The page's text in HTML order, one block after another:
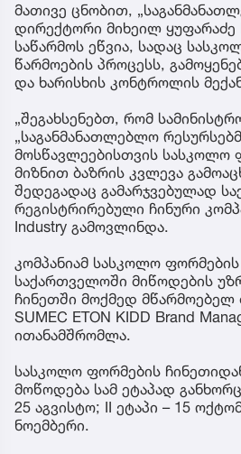
მათივე ცნობით,
დირექტორი მიხეილ ყუფარაძე
საწარმოს ეწვია, სადაც
წარმოების პროცესს,
და ხარისხის კონტროლის
„შეგახსენებთ, რომ
„საგანმანათლებლო
მოსწავლეებისთვის სასკოლო
მიზნით ბაზრის კვლევა
შედეგადაც გამარჯვებულად
რეგისტრირებული ჩინური
Industry გამოვლინდა.
კომპანიამ სასკოლო
საქართველოში მიწოდების
ჩინეთში მოქმედ მწარმოებელ
SUMEC ETON KIDD Brand
ითანამშრომლა.
სასკოლო ფორმების
მოწოდება სამ ეტაპად
25 აგვისტო; II ეტაპი – 15
ნოემბერი.